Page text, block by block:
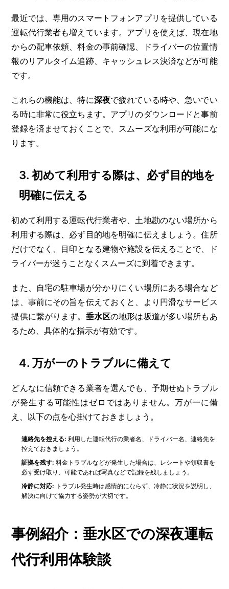
最近では、専用のスマートフォンアプリを提供している
運転代行業者も増えています。アプリを使えば、現在地
からの配車依頼、料金の事前確認、ドライバーの位置情
報のリアルタイム追跡、キャッシュレス決済などが可能
です。
これらの機能は、特に深夜で疲れている時や、急いでい
る時に非常に役立ちます。アプリのダウンロードと事前
登録を済ませておくことで、スムーズな利用が可能にな
ります。
3.初めて利用する際は、必ず目的地を
明確に伝える
初めて利用する運転代行業者や、土地勘のない場所から
利用する際は、必ず目的地を明確に伝えましょう。住所
だけでなく、目印となる建物や施設を伝えることで、ド
ライバーが迷うことなくスムーズに到着できます。
また、自宅の駐車場が分かりにくい場所にある場合など
は、事前にその旨を伝えておくと、より円滑なサービス
提供に繋がります。 垂水区の地形は坂道が多い場所もあ
るため、具体的な指示が有効です。
4.万が一のトラブルに備えて
どんなに信頼できる業者を選んでも、予期せぬトラブル
が発生する可能性はゼロではありません。万が一に備
え、以下の点を心掛けておきましょう。
連絡先を控える: 利用した運転代行の業者名、ドライバー名、連絡先を
控えておきましょう。
証拠を残す: 料金トラブルなどが発生した場合は、レシートや領収書を
必ず受け取り、可能であれば写真などで記録を残しましょう。
冷静に対応: トラブル発生時は感情的にならず、冷静に状況を説明し、
解決に向けて協力する姿勢が大切です。
事例紹介：垂水区での深夜運転
代行利用体験談